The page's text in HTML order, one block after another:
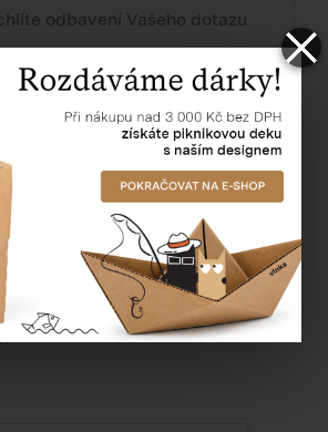
zpracováním osobních údajů dle